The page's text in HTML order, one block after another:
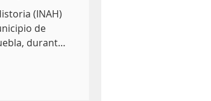
(INAH)
durante